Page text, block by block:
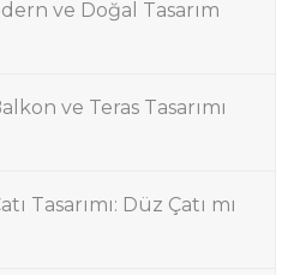
ve Doğal Tasarım
ve Teras Tasarımı
Tasarımı: Düz Çatı mı